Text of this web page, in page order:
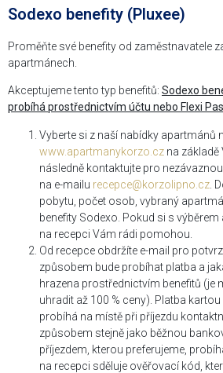
Sodexo benefity (Pluxee)
Proměňte své benefity od zaměstnavatele
apartmánech.
Akceptujeme tento typ benefitů: Sodexo
probíhá prostřednictvím účtu nebo Flexi
Vyberte si z naší nabídky apartmánů
www.apartmanykorzo.cz na základě
následně kontaktujte pro
na e-mailu recepce@korzolipno.cz .
pobytu, počet osob, vybraný
benefity Sodexo. Pokud si s výběrem
na recepci Vám rádi pomohou.
Od recepce obdržíte e-mail pro
způsobem bude probíhat platba a
hrazena prostřednictvím benefitů (je
uhradit až 100 % ceny). Platba kartou
probíhá na místě při příjezdu
způsobem stejně jako běžnou
příjezdem, kterou preferujeme,
na recepci sděluje ověřovací kód,